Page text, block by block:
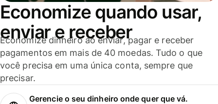
Economize quando usar,
enviar e receber
Economize dinheiro ao enviar, pagar e receber
pagamentos em mais de 40 moedas. Tudo o que
você precisa em uma única conta, sempre que
precisar.
Gerencie o seu dinheiro onde quer que vá.